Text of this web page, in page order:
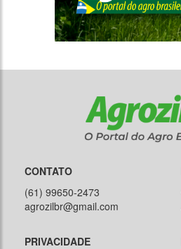
CONTATO
(61) 99650-2473
agrozilbr@gmail.com
PRIVACIDADE